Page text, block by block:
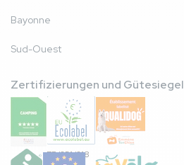
Bayonne
Sud-Ouest
Zertifizierungen und Gütesiegel
FR/051/018